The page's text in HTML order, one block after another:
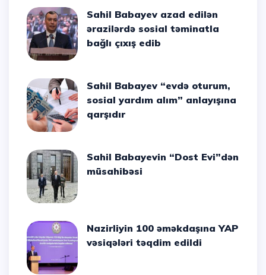
Sahil Babayev azad edilən
ərazilərdə sosial təminatla
bağlı çıxış edib
Sahil Babayev “evdə oturum,
sosial yardım alım” anlayışına
qarşıdır
Sahil Babayevin “Dost Evi”dən
müsahibəsi
Nazirliyin 100 əməkdaşına YAP
vəsiqələri təqdim edildi